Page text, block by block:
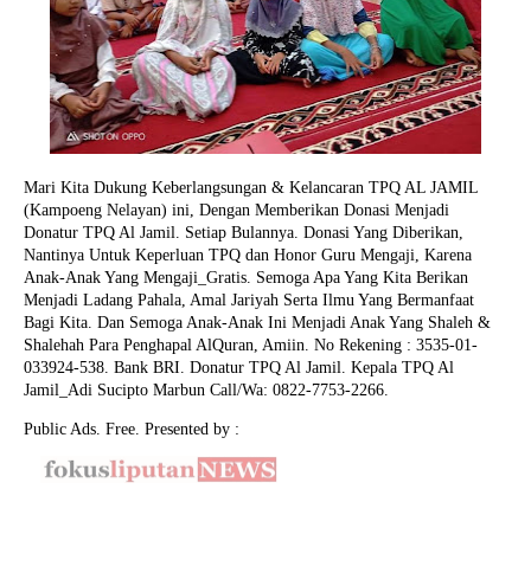
Mari Kita Dukung Keberlangsungan & Kelancaran TPQ AL JAMIL
(Kampoeng Nelayan) ini, Dengan Memberikan Donasi Menjadi
Donatur TPQ Al Jamil. Setiap Bulannya. Donasi Yang Diberikan,
Nantinya Untuk Keperluan TPQ dan Honor Guru Mengaji, Karena
Anak-Anak Yang Mengaji_Gratis. Semoga Apa Yang Kita Berikan
Menjadi Ladang Pahala, Amal Jariyah Serta Ilmu Yang Bermanfaat
Bagi Kita. Dan Semoga Anak-Anak Ini Menjadi Anak Yang Shaleh &
Shalehah Para Penghapal AlQuran, Amiin. No Rekening : 3535-01-
033924-538. Bank BRI. Donatur TPQ Al Jamil. Kepala TPQ Al
Jamil_Adi Sucipto Marbun Call/Wa: 0822-7753-2266.
Public Ads. Free. Presented by :